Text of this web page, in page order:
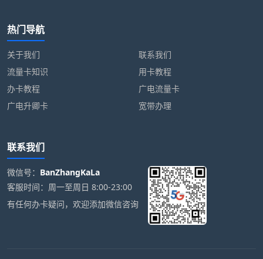
热门导航
关于我们
联系我们
流量卡知识
用卡教程
办卡教程
广电流量卡
广电升卿卡
宽带办理
联系我们
微信号： BanZhangKaLa
客服时间：周一至周日 8:00-23:00
有任何办卡疑问，欢迎添加微信咨询